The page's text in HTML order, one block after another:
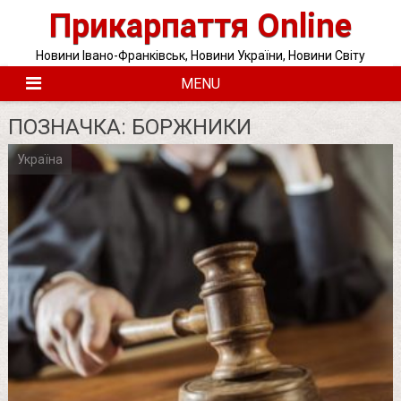
Прикарпаття Online
Новини Івано-Франківськ, Новини України, Новини Світу
MENU
ПОЗНАЧКА: БОРЖНИКИ
Україна
Posts
pagination